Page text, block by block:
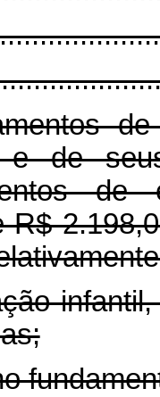
e de
R$